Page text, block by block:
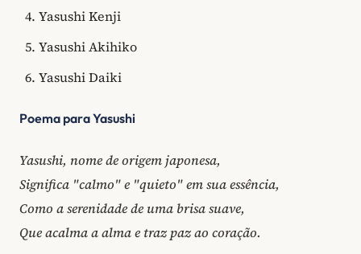
Yasushi Kenji
Yasushi Akihiko
Yasushi Daiki
Poema para Yasushi
Yasushi, nome de origem japonesa,
Significa "calmo" e "quieto" em sua essência,
Como a serenidade de uma brisa suave,
Que acalma a alma e traz paz ao coração.